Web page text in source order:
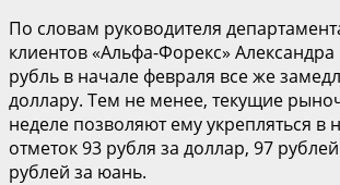
По словам руководителя
клиентов «Альфа-Форекс»
рубль в начале февраля все же
доллару. Тем не менее, текущие
неделе позволяют ему укрепляться в
отметок 93 рубля за доллар, 97
рублей за юань.